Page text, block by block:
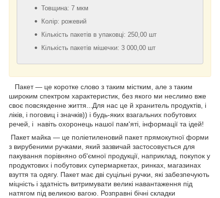
Товщина: 7 мкм
Колір: рожевий
Кількість пакетів в упаковці: 250,00 шт
Кількість пакетів мішечки: 3 000,00 шт
Пакет — це коротке слово з таким містким, але з таким
широким спектром характеристик, без якого ми неслимо вже
своє повсякденне життя...Для нас це й хранитель продуктів, і
ліків, і поговиц і значків)) і будь-яких взагальних побутових
речей, і навіть охоронець нашої пам'яті, інформації та ідей!
Пакет майка — це поліетиленовий пакет прямокутної форми
з вирубеними ручками, який зазвичай застосовується для
пакування порівняно об'ємної продукції, наприклад, покупок у
продуктових і побутових супермаркетах, ринках, магазинах
взуття та одягу. Пакет має дві суцільні ручки, які забезпечують
міцність і здатність витримувати великі навантаження під
натягом під великою вагою. Розправні бічні складки